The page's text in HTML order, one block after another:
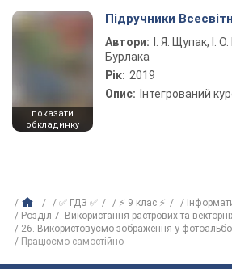
показати
обкладинку
Підручники
Автори:
І. Я. Щупак, І.
Бурлака
Рік: 2019
Опис: Інтегрований
✅ ГДЗ ✅ ⚡ 9 клас ⚡
Розділ 7. Використання растрових та
26. Використовуємо зображення у
Працюємо самостійно